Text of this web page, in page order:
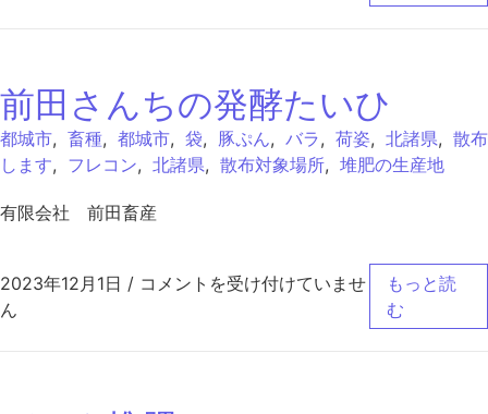
前田さんちの発酵たいひ
都城市, 畜種, 都城市, 袋, 豚ぷん, バラ, 荷姿, 北諸県, 散布
します, フレコン, 北諸県, 散布対象場所, 堆肥の生産地
有限会社 前田畜産
2023年12月1日 / 前田さんちの発酵たいひ は
コメントを受け付けていませ
ん
もっと読
む